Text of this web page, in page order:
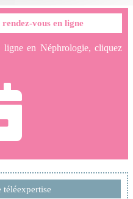
vous en ligne
ligne en Néphrologie, cliquez
téléexpertise